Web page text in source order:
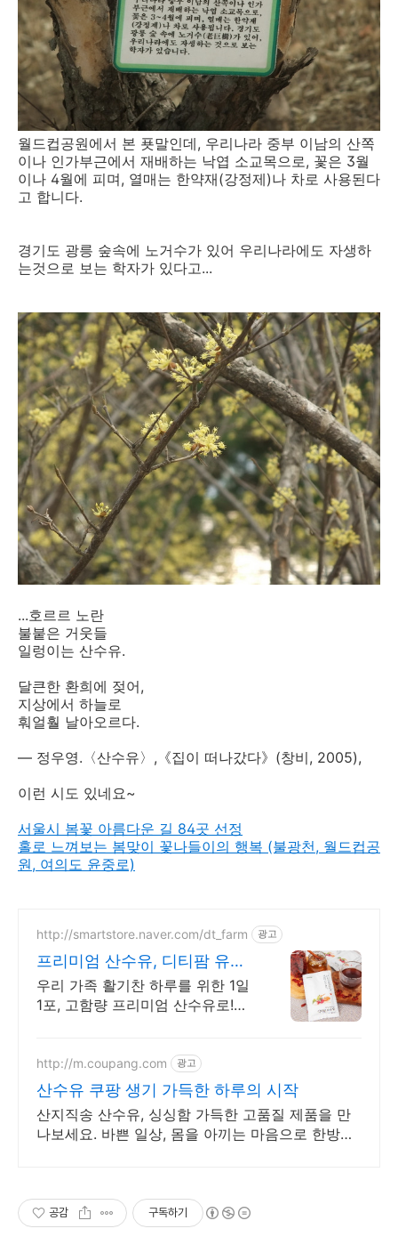
월드컵공원에서 본 푯말인데, 우리나라 중부 이남의 산쪽
이나 인가부근에서 재배하는 낙엽 소교목으로, 꽃은 3월
이나 4월에 피며, 열매는 한약재(강정제)나 차로 사용된다
고 합니다.
경기도 광릉 숲속에 노거수가 있어 우리나라에도 자생하
는것으로 보는 학자가 있다고...
...호르르 노란
불붙은 거웃들
일렁이는 산수유.
달큰한 환희에 젖어,
지상에서 하늘로
훠얼훨 날아오르다.
— 정우영.〈산수유〉,《집이 떠나갔다》(창비, 2005),
이런 시도 있네요~
서울시 봄꽃 아름다운 길 84곳 선정
홀로 느껴보는 봄맞이 꽃나들이의 행복 (불광천, 월드컵공
원, 여의도 윤중로)
http://smartstore.naver.com/dt_farm 광고
프리미엄 산수유, 디티팜 유기
농 인증된 친환경 산수유
우리 가족 활기찬 하루를 위한 1일
1포, 고함량 프리미엄 산수유로!
http://m.coupang.com 광고
산수유 쿠팡 생기 가득한 하루의 시작
산지직송 산수유, 싱싱함 가득한 고품질 제품을 만
나보세요. 바쁜 일상, 몸을 아끼는 마음으로 한방재
공감 구독하기